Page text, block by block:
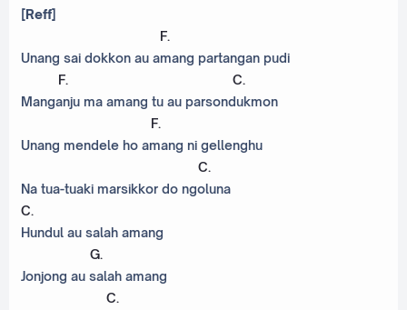
[Reff]
F.
Unang sai dokkon au amang partangan pudi
F. C.
Manganju ma amang tu au parsondukmon
F.
Unang mendele ho amang ni gellenghu
C.
Na tua-tuaki marsikkor do ngoluna
C.
Hundul au salah amang
G.
Jonjong au salah amang
C.